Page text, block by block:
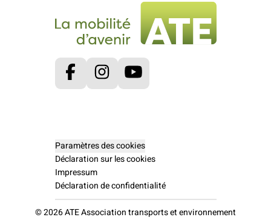
FacebookInstagram
Paramètres des cookies
Déclaration sur les cookies
Impressum
Déclaration de confidentialité
© 2026 ATE Association transports et environnement